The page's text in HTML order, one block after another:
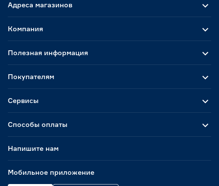
Адреса магазинов
Способы оплаты
Мобильное приложение
Компания
Полезная информация
Покупателям
Сервисы
Напишите нам